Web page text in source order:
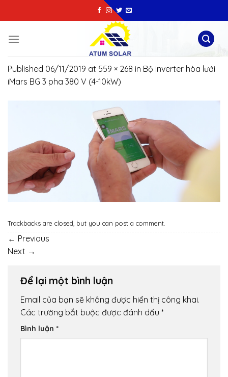
to
Published 06/11/2019 at 559 × 268 in Bộ inverter hòa lưới
iMars BG 3 pha 380 V (4-10kW)
Trackbacks are closed, but you can post a comment
← Previous
Next →
Để lại một bình luận
Email của bạn sẽ không được hiển thị công khai.
Các trường bắt buộc được đánh dấu *
Bình luận *